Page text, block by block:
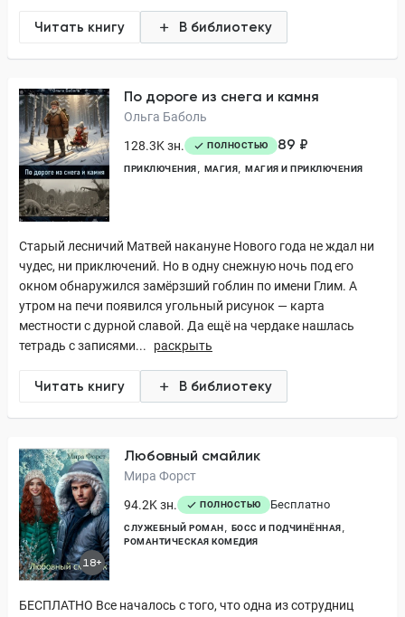
Читать книгу В библиотеку
По дороге из снега и камня
Ольга Баболь
128.3K зн.
ПОЛНОСТЬЮ 89 ₽
ПРИКЛЮЧЕНИЯ МАГИЯ МАГИЯ И ПРИКЛЮЧЕНИЯ
Старый лесничий Матвей накануне Нового года не ждал ни
чудес, ни приключений. Но в одну снежную ночь под его
окном обнаружился замёрзший гоблин по имени Глим. А
утром на печи появился угольный рисунок — карта
местности с дурной славой. Да ещё на чердаке нашлась
тетрадь с записями...
раскрыть
Читать книгу В библиотеку
18+
Любовный смайлик
Мира Форст
94.2K зн.
ПОЛНОСТЬЮ Бесплатно
СЛУЖЕБНЫЙ РОМАН
БОСС И ПОДЧИНЁННАЯ
РОМАНТИЧЕСКАЯ КОМЕДИЯ
БЕСПЛАТНО Все началось с того, что одна из сотрудниц